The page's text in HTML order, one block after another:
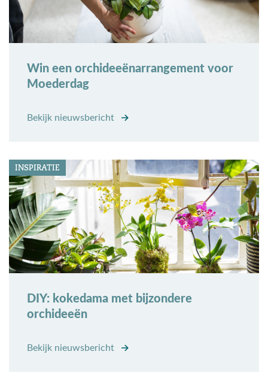
Win een orchideeënarrangement voor
Moederdag
Bekijk nieuwsbericht
INSPIRATIE
DIY: kokedama met bijzondere
orchideeën
Bekijk nieuwsbericht